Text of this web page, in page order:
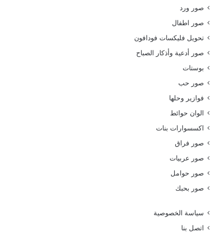
صور ورد
صور اطفال
تحويل فليكسات فودافون
صور أدعية وأذكار الصباح
بوستات
صور حب
فوازير وحلها
الوان حوائط
اكسسوارات بنات
صور فراق
صور عربيات
صور حوامل
صور بحبك
سياسة الخصوصية
اتصل بنا